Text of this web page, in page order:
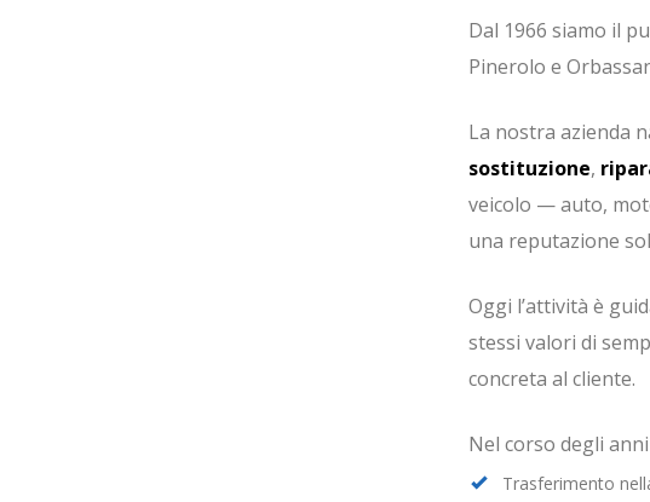
Dal 1966 siamo il
Pinerolo e
La nostra azienda
sostituzione,
veicolo — auto,
una reputazione
Oggi l’attività è
stessi valori di
concreta al cliente.
Nel corso degli
Trasferimento